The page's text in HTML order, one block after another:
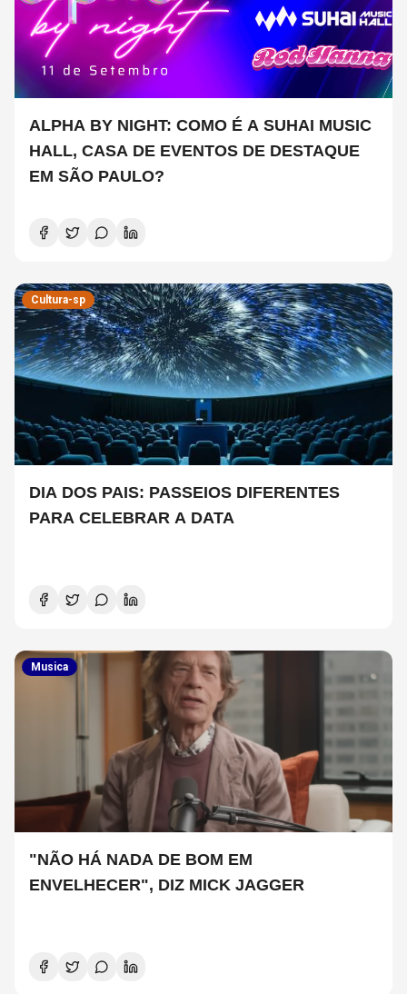
ALPHA BY NIGHT: COMO É A SUHAI MUSIC
HALL, CASA DE EVENTOS DE DESTAQUE
EM SÃO PAULO?
Cultura-sp
DIA DOS PAIS: PASSEIOS DIFERENTES
PARA CELEBRAR A DATA
Musica
"NÃO HÁ NADA DE BOM EM
ENVELHECER", DIZ MICK JAGGER